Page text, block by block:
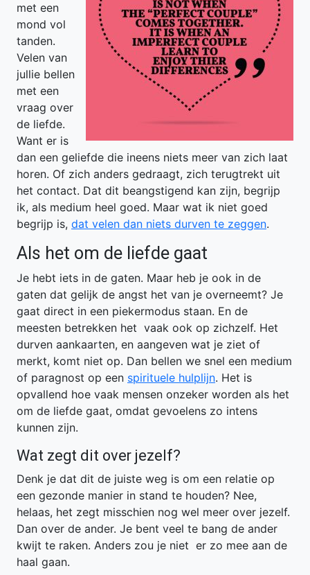
met een
mond vol
tanden.
Velen van
jullie bellen
met een
vraag over
de liefde.
Want er is
dan een geliefde die ineens niets meer van zich laat
horen. Of zich anders gedraagt, zich terugtrekt uit
het contact. Dat dit beangstigend kan zijn, begrijp
ik, als medium heel goed. Maar wat ik niet goed
begrijp is, dat velen dan niets durven te zeggen.
Als het om de liefde gaat
Je hebt iets in de gaten. Maar heb je ook in de
gaten dat gelijk de angst het van je overneemt? Je
gaat direct in een piekermodus staan. En de
meesten betrekken het vaak ook op zichzelf. Het
durven aankaarten, en aangeven wat je ziet of
merkt, komt niet op. Dan bellen we snel een medium
of paragnost op een spirituele hulplijn. Het is
opvallend hoe vaak mensen onzeker worden als het
om de liefde gaat, omdat gevoelens zo intens
kunnen zijn.
Wat zegt dit over jezelf?
Denk je dat dit de juiste weg is om een relatie op
een gezonde manier in stand te houden? Nee,
helaas, het zegt misschien nog wel meer over jezelf.
Dan over de ander. Je bent veel te bang de ander
kwijt te raken. Anders zou je niet er zo mee aan de
haal gaan.